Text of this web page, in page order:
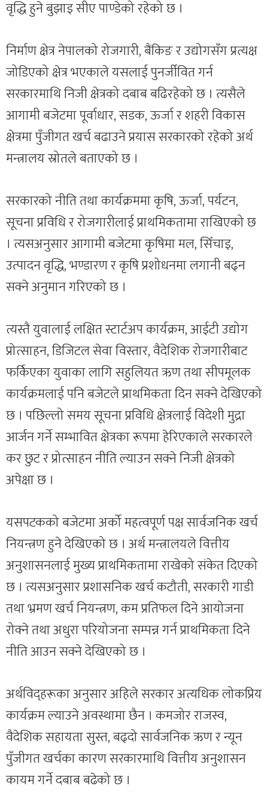
वृद्धि हुने बुझाइ सीए पाण्डेको रहेको छ ।
निर्माण क्षेत्र नेपालको रोजगारी, बैंकिङ र उद्योगसँग प्रत्यक्ष
जोडिएको क्षेत्र भएकाले यसलाई पुनर्जीवित गर्न
सरकारमाथि निजी क्षेत्रको दबाब बढिरहेको छ । त्यसैले
आगामी बजेटमा पूर्वाधार, सडक, ऊर्जा र शहरी विकास
क्षेत्रमा पुँजीगत खर्च बढाउने प्रयास सरकारको रहेको अर्थ
मन्त्रालय स्रोतले बताएको छ ।
सरकारको नीति तथा कार्यक्रममा कृषि, ऊर्जा, पर्यटन,
सूचना प्रविधि र रोजगारीलाई प्राथमिकतामा राखिएको छ
। त्यसअनुसार आगामी बजेटमा कृषिमा मल, सिँचाइ,
उत्पादन वृद्धि, भण्डारण र कृषि प्रशोधनमा लगानी बढ्न
सक्ने अनुमान गरिएको छ ।
त्यस्तै युवालाई लक्षित स्टार्टअप कार्यक्रम, आईटी उद्योग
प्रोत्साहन, डिजिटल सेवा विस्तार, वैदेशिक रोजगारीबाट
फर्किएका युवाका लागि सहुलियत ऋण तथा सीपमूलक
कार्यक्रमलाई पनि बजेटले प्राथमिकता दिन सक्ने देखिएको
छ । पछिल्लो समय सूचना प्रविधि क्षेत्रलाई विदेशी मुद्रा
आर्जन गर्ने सम्भावित क्षेत्रका रूपमा हेरिएकाले सरकारले
कर छुट र प्रोत्साहन नीति ल्याउन सक्ने निजी क्षेत्रको
अपेक्षा छ ।
यसपटकको बजेटमा अर्को महत्वपूर्ण पक्ष सार्वजनिक खर्च
नियन्त्रण हुने देखिएको छ । अर्थ मन्त्रालयले वित्तीय
अनुशासनलाई मुख्य प्राथमिकतामा राखेको संकेत दिएको
छ । त्यसअनुसार प्रशासनिक खर्च कटौती, सरकारी गाडी
तथा भ्रमण खर्च नियन्त्रण, कम प्रतिफल दिने आयोजना
रोक्ने तथा अधुरा परियोजना सम्पन्न गर्न प्राथमिकता दिने
नीति आउन सक्ने देखिएको छ ।
अर्थविद्हरूका अनुसार अहिले सरकार अत्यधिक लोकप्रिय
कार्यक्रम ल्याउने अवस्थामा छैन । कमजोर राजस्व,
वैदेशिक सहायता सुस्त, बढ्दो सार्वजनिक ऋण र न्यून
पुँजीगत खर्चका कारण सरकारमाथि वित्तीय अनुशासन
कायम गर्ने दबाब बढेको छ ।